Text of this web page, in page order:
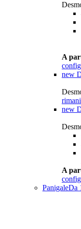
A
new
new
A
PanigaleDa